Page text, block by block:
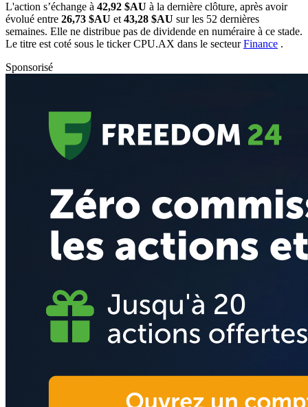
L'action s’échange à 42,92 $AU à la dernière clôture, après avoir
évolué entre 26,73 $AU et 43,28 $AU sur les 52 dernières
semaines. Elle ne distribue pas de dividende en numéraire à ce stade.
Le titre est coté sous le tickerCPU.AX dans le secteurFinance .
Sponsorisé